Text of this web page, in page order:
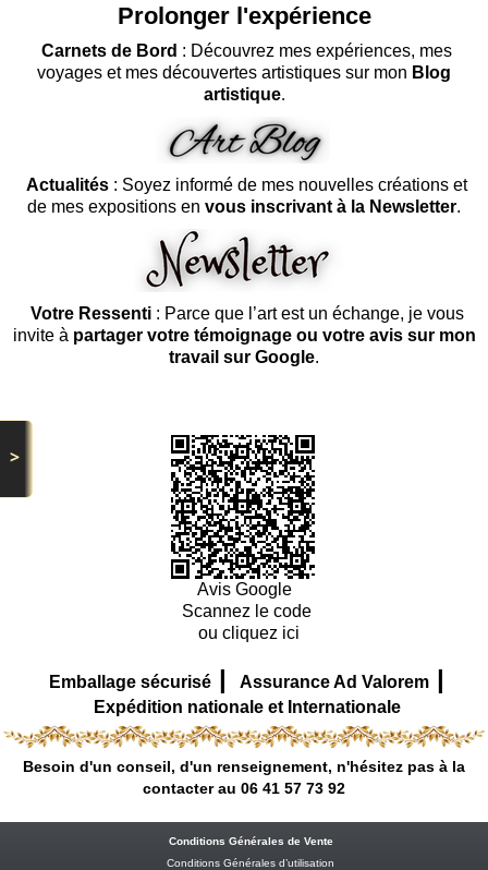
>
Prolonger l'expérience
Carnets de Bord : Découvrez mes expériences, mes
voyages et mes découvertes artistiques sur mon Blog
artistique.
Actualités : Soyez informé de mes nouvelles créations et
de mes expositions en vous inscrivant à la Newsletter.
Votre Ressenti: Parce que l’art est un échange, je vous
invite à partager votre témoignage ou votre avis sur mon
travail sur Google.
Avis Google
Scannez le code
ou cliquez ici
Emballage sécurisé | Assurance Ad Valorem |
Expédition nationale et Internationale
Besoin d'un conseil, d'un renseignement, n'hésitez pas à la
contacter au 06 41 57 73 92
Conditions Générales de Vente
Conditions Générales d’utilisation